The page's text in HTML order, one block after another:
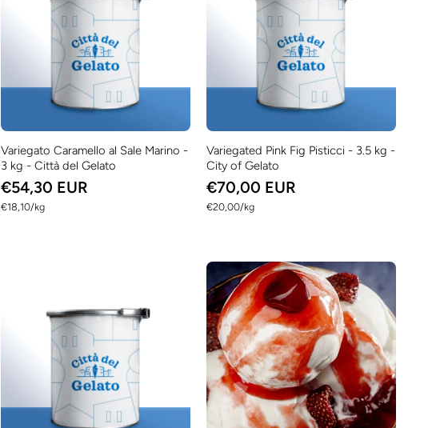
Variegato Caramello al Sale Marino -
3 kg - Città del Gelato
€54,30 EUR
€18,10/
per kg
Variegated Pink Fig Pisticci - 3.5 kg -
City of Gelato
€70,00 EUR
€20,00/
per kg